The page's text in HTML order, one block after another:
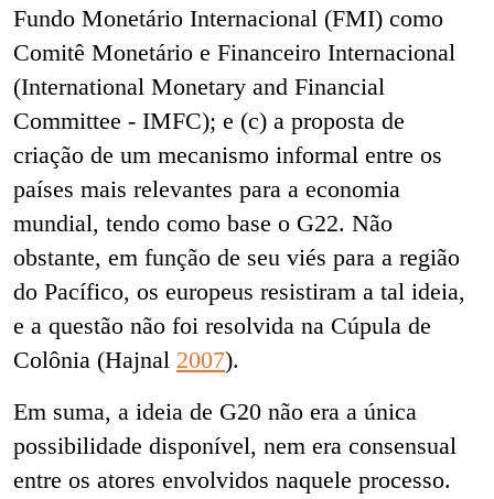
Fundo Monetário Internacional (FMI) como
Comitê Monetário e Financeiro Internacional
(International Monetary and Financial
Committee - IMFC); e (c) a proposta de
criação de um mecanismo informal entre os
países mais relevantes para a economia
mundial, tendo como base o G22. Não
obstante, em função de seu viés para a região
do Pacífico, os europeus resistiram a tal ideia,
e a questão não foi resolvida na Cúpula de
Colônia (Hajnal 2007).
Em suma, a ideia de G20 não era a única
possibilidade disponível, nem era consensual
entre os atores envolvidos naquele processo.